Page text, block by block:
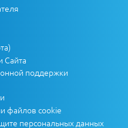
Сайта
поддержки
файлов cookie
персональных данных